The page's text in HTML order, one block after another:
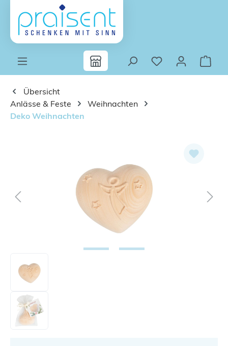
Zum Hauptinhalt springen
Übersicht
Anlässe & Feste
Weihnachten
Deko Weihnachten